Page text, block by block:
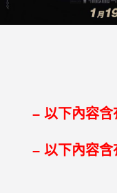
– 以下內容
– 以下內容